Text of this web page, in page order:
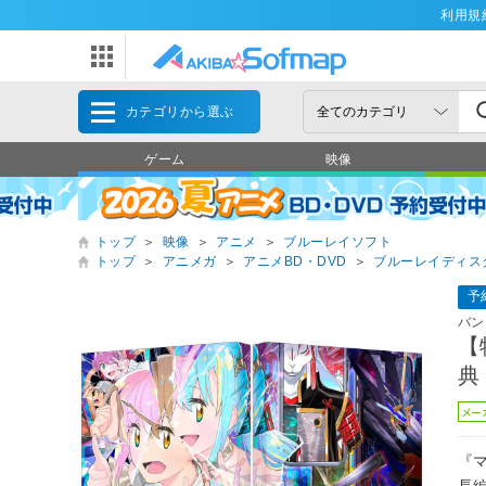
利用規
カテゴリから選ぶ
ゲーム 映像
トップ ＞ 映像 ＞ アニメ ＞
ブルーレイソフト
トップ
＞ アニメガ ＞ アニメBD・DVD ＞ ブルーレイディス
予
バ
典
メー
『